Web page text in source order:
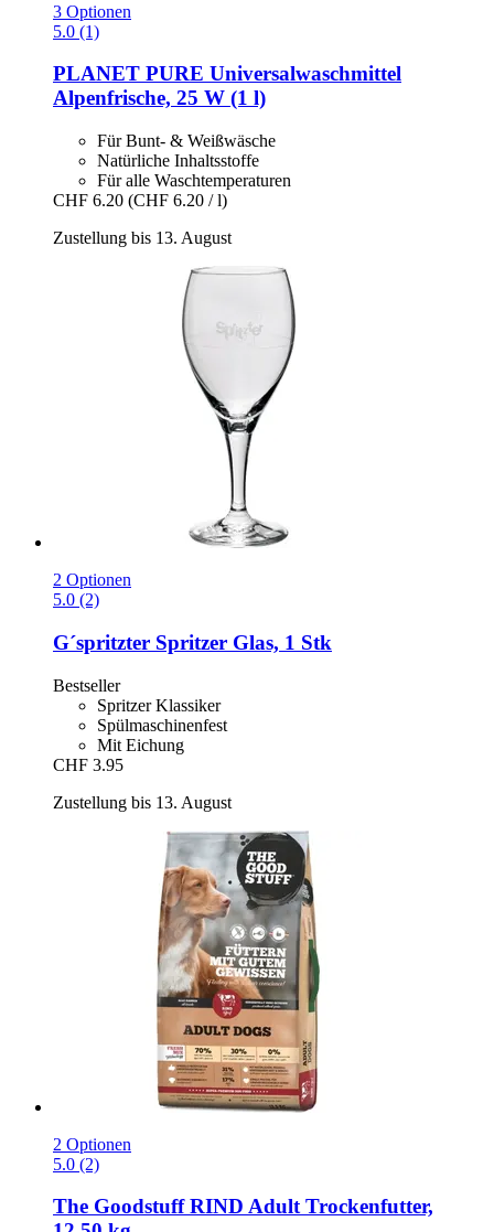
3 Optionen
5.0 (1)
PLANET PURE Universalwaschmittel
Alpenfrische, 25 W (1 l)
Für Bunt- & Weißwäsche
Natürliche Inhaltsstoffe
Für alle Waschtemperaturen
CHF 6.20 (CHF 6.20 / l)
Zustellung bis 13. August
2 Optionen
5.0 (2)
G´spritzter Spritzer Glas, 1 Stk
Bestseller
Spritzer Klassiker
Spülmaschinenfest
Mit Eichung
CHF 3.95
Zustellung bis 13. August
2 Optionen
5.0 (2)
The GoodstuffRIND Adult Trockenfutter,